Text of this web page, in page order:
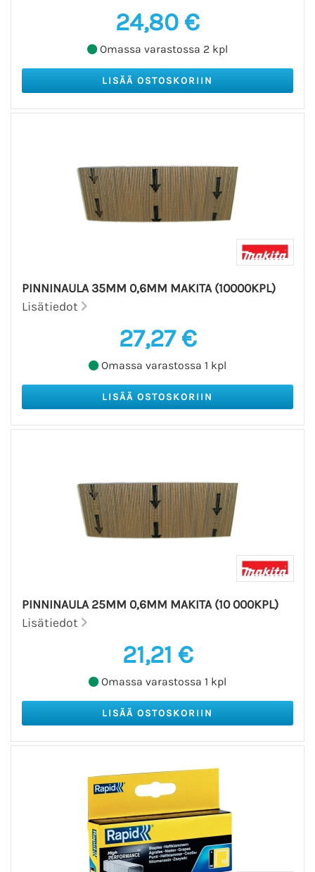
24,80 €
Omassa varastossa 2 kpl
PINNINAULA 35MM 0,6MM MAKITA (10000KPL)
Lisätiedot
27,27 €
Omassa varastossa 1 kpl
PINNINAULA 25MM 0,6MM MAKITA (10 000KPL)
Lisätiedot
21,21 €
Omassa varastossa 1 kpl